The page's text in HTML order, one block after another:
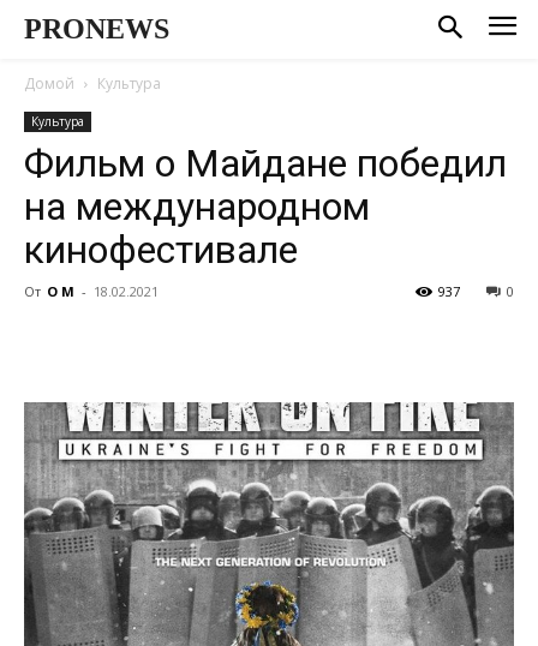
PRONEWS
Домой Культура
Культура
Фильм о Майдане победил
на международном
кинофестивале
От О М - 18.02.2021 0
937